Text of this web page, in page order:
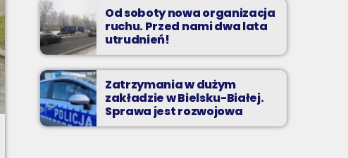
Od soboty nowa organizacja
ruchu. Przed nami dwa lata
utrudnień!
Zatrzymania w dużym
zakładzie w Bielsku-Białej.
Sprawa jest rozwojowa